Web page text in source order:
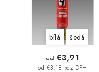
bílá šedá
od €3,18 bez DPH
od €3,91